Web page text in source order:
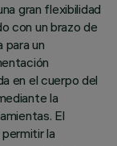
gran flexibilidad
con un brazo de
para un
en el cuerpo del
la
El
la